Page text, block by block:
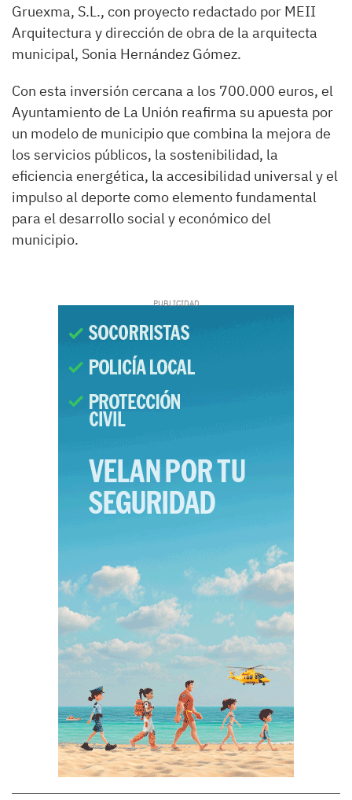
Gruexma, S.L., con proyecto redactado por MEII
Arquitectura y dirección de obra de la arquitecta
municipal, Sonia Hernández Gómez.
Con esta inversión cercana a los 700.000 euros, el
Ayuntamiento de La Unión reafirma su apuesta por
un modelo de municipio que combina la mejora de
los servicios públicos, la sostenibilidad, la
eficiencia energética, la accesibilidad universal y el
impulso al deporte como elemento fundamental
para el desarrollo social y económico del
municipio.